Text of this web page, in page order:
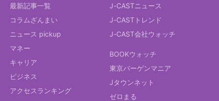
最新記事一覧
コラムざんまい
ニュース pickup
マネー
キャリア
ビジネス
アクセスランキング
J-CASTニュース
J-CASTトレンド
J-CAST会社ウォッチ
BOOKウォッチ
東京バーゲンマニア
Jタウンネット
ゼロまる